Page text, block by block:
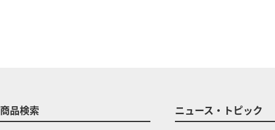
商品検索 ニュース・トピック